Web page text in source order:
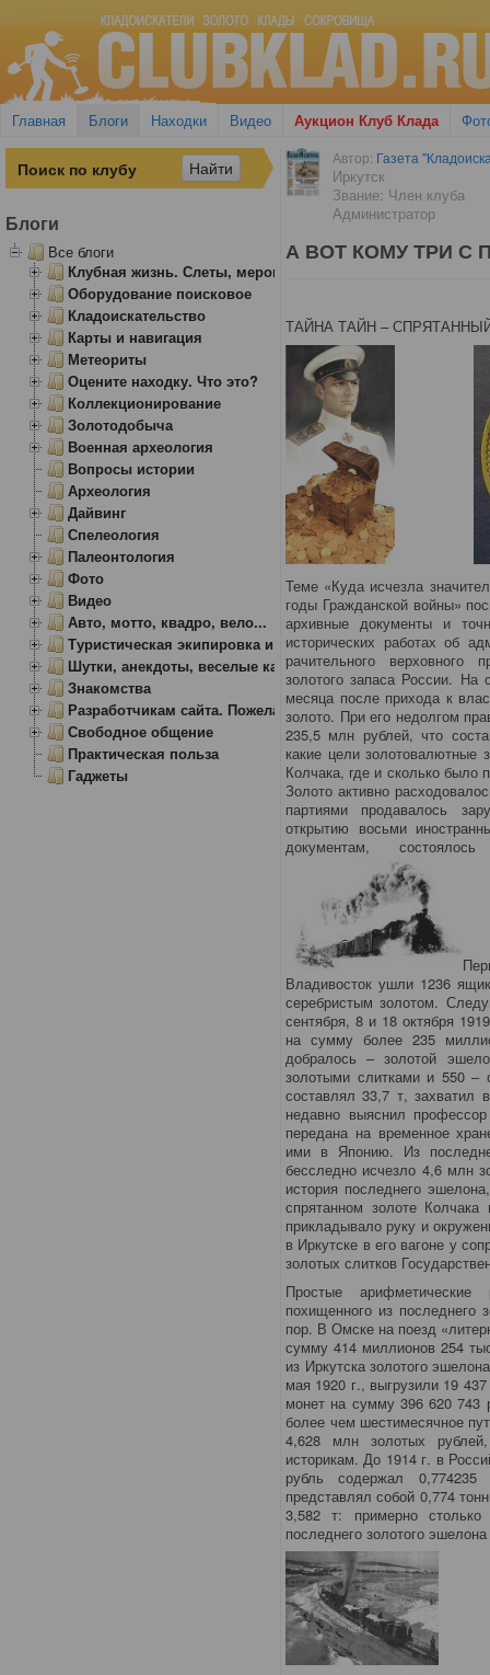
Главная Блоги Находки Видео Аукцион Клуб Клада
Автор: Газета
Иркутск
Звание: Член клуба
Администратор
А ВОТ КОМУ ТРИ С
ТАЙНА ТАЙН –
Теме «Куда исчезла
годы Гражданской войны»
архивные документы и
исторических работах об
рачительного верховного
золотого запаса России.
месяца после прихода к
золото. При его недолгом
235,5 млн рублей, что
какие цели золотовалютные
Колчака, где и сколько было
Золото активно
партиями продавалось
открытию восьми
документам,
Владивосток ушли 1236
серебристым золотом.
сентября, 8 и 18 октября
на сумму более 235
добралось – золотой
золотыми слитками и 550 –
составлял 33,7 т, захватил
недавно выяснил
передана на временное
ими в Японию. Из
бесследно исчезло 4,6 млн
история последнего
спрятанном золоте
прикладывало руку и
в Иркутске в его вагоне у
золотых слитков
Простые
похищенного из последнего
пор. В Омске на поезд
сумму 414 миллионов 254
из Иркутска золотого
мая 1920 г., выгрузили 19
монет на сумму 396 620 743
более чем шестимесячное
4,628 млн золотых
историкам. До 1914 г. в
рубль содержал
представлял собой 0,774
3,582 т: примерно
последнего золотого
Блоги
Все блоги
Клубная жизнь. Слеты, мероприятия
Оборудование поисковое
Кладоискательство
Карты и навигация
Метеориты
Оцените находку. Что это?
Коллекционирование
Золотодобыча
Военная археология
Вопросы истории
Археология
Дайвинг
Спелеология
Палеонтология
Фото
Видео
Авто, мотто, квадро, вело...
Туристическая экипировка и снаряжение
Шутки, анекдоты, веселые картинки
Знакомства
Разработчикам сайта. Пожелания, замечания.
Свободное общение
Практическая польза
Гаджеты